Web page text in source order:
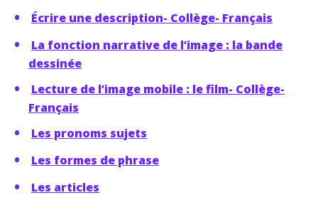
Écrire une description- Collège- Français
La fonction narrative de l’image : la bande
dessinée
Lecture de l’image mobile : le film- Collège-
Français
Les pronoms sujets
Les formes de phrase
Les articles